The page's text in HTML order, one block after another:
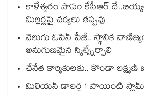
కాళేశ్వరం పాపం కేసీఆర్
మిల్లర్లపై చర్యలు తప్పవు
వెలుగు ఓపెన్ పేజీ.. స్థానిక
అనుగుణమైన స్కిల్స్నేర్పాలి
చేనేత కార్మికులకు.. కొండా
మిలియన్‌‌‌‌‌‌‌‌‌‌‌‌‌‌‌‌ డాలర్ల 1 పాయింట్‌‌‌‌‌‌‌‌‌‌‌‌‌‌‌‌ స్లామ్‌‌‌‌‌‌‌‌‌‌‌‌‌‌‌‌